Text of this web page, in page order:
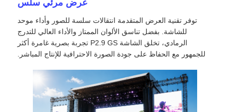
منتجات
فيديوهات
عرض الواقع الافتراضي
عرض مرئي سلس
توفر تقنية العرض المتقدمة انتقالات سلسة للصور وأداء موحد
للشاشة. بفضل تناسق الألوان الممتاز والأداء العالي للتدرج
الرمادي، تخلق الشاشة P2.9 GS تجربة بصرية غامرة أكثر
للجمهور مع الحفاظ على جودة الصورة الاحترافية للإنتاج المباشر.